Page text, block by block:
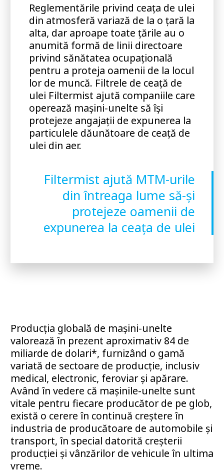
Reglementările privind ceața de ulei
din atmosferă variază de la o țară la
alta, dar aproape toate țările au o
anumită formă de linii directoare
privind sănătatea ocupațională
pentru a proteja oamenii de la locul
lor de muncă. Filtrele de ceață de
ulei Filtermist ajută companiile care
operează mașini-unelte să își
protejeze angajații de expunerea la
particulele dăunătoare de ceață de
ulei din aer.
Filtermist ajută MTM-urile
din întreaga lume să-și
protejeze oamenii de
expunerea la ceața de ulei
Producția globală de mașini-unelte
valorează în prezent aproximativ 84 de
miliarde de dolari*, furnizând o gamă
variată de sectoare de producție, inclusiv
medical, electronic, feroviar și apărare.
Având în vedere că mașinile-unelte sunt
vitale pentru fiecare producător de pe glob,
există o cerere în continuă creștere în
industria de producătoare de automobile și
transport, în special datorită creșterii
producției și vânzărilor de vehicule în ultima
vreme.